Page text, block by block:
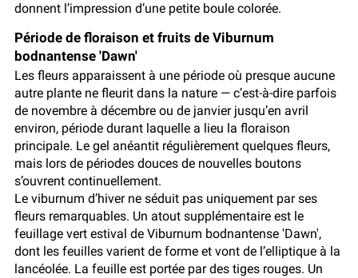
donnent l’impression d’une petite boule colorée.
Période de floraison et fruits de Viburnum
bodnantense 'Dawn'
Les fleurs apparaissent à une période où presque aucune
autre plante ne fleurit dans la nature — c’est-à-dire parfois
de novembre à décembre ou de janvier jusqu’en avril
environ, période durant laquelle a lieu la floraison
principale. Le gel anéantit régulièrement quelques fleurs,
mais lors de périodes douces de nouvelles boutons
s’ouvrent continuellement.
Le viburnum d’hiver ne séduit pas uniquement par ses
fleurs remarquables. Un atout supplémentaire est le
feuillage vert estival de Viburnum bodnantense 'Dawn',
dont les feuilles varient de forme et vont de l’elliptique à la
lancéolée. La feuille est portée par des tiges rouges. Un